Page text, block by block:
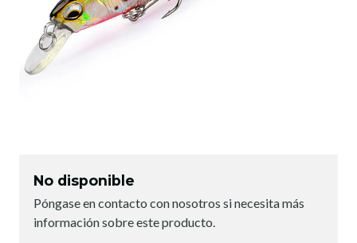
No disponible
Póngase en contacto con nosotros si necesita más
información sobre este producto.